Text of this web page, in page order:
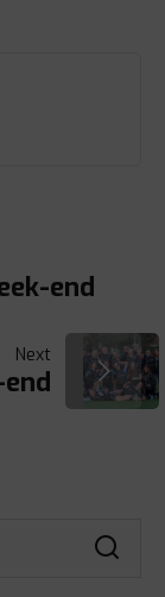
end
Next